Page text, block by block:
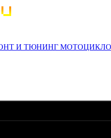
И ТЮНИНГ